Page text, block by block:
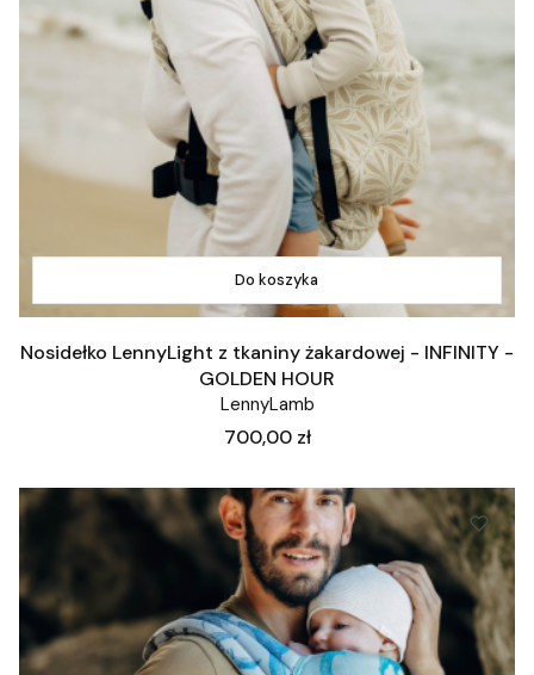
Do koszyka
Nosidełko LennyLight z tkaniny żakardowej - INFINITY -
GOLDEN HOUR
LennyLamb
Cena
700,00 zł